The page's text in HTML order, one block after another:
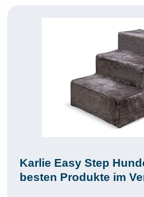
Karlie Easy Step
besten Produkte im